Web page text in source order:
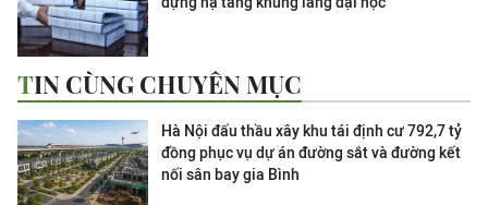
TIN CÙNG CHUYÊN MỤC
Hà Nội đấu thầu xây khu tái định cư 792,7 tỷ
đồng phục vụ dự án đường sắt và đường kết
nối sân bay gia Bình